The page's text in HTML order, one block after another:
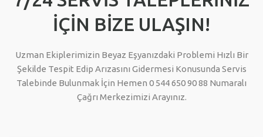
İÇİN BİZE ULAŞIN!
Uzman Ekiplerimizin Beyaz Eşyanızdaki Problemi Hızlı Bir
Şekilde Tespit Edip Arızasını Gidermesi Konusunda Servis
Talebinde Bulunmak İçin Hemen 0 544 650 90 88 Numaralı
Çağrı Merkezimizi Arayınız.